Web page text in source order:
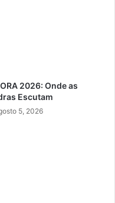
2026: Onde as
Escutam
5, 2026